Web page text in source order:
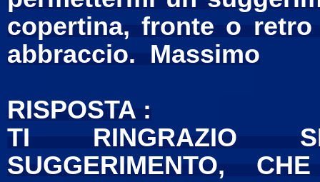
copertina, fronte o
abbraccio. Massimo
RISPOSTA :
TI RINGRAZIO
SUGGERIMENTO,